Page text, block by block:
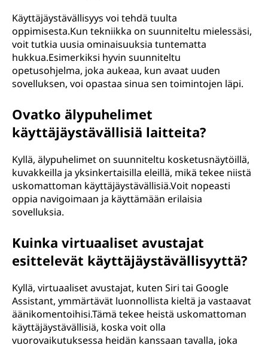
Käyttäjäystävällisyys voi tehdä tuulta
oppimisesta.Kun tekniikka on suunniteltu mielessäsi,
voit tutkia uusia ominaisuuksia tuntematta
hukkua.Esimerkiksi hyvin suunniteltu
opetusohjelma, joka aukeaa, kun avaat uuden
sovelluksen, voi opastaa sinua sen toimintojen läpi.
Ovatko älypuhelimet
käyttäjäystävällisiä laitteita?
Kyllä, älypuhelimet on suunniteltu kosketusnäytöillä,
kuvakkeilla ja yksinkertaisilla eleillä, mikä tekee niistä
uskomattoman käyttäjäystävällisiä.Voit nopeasti
oppia navigoimaan ja käyttämään erilaisia
sovelluksia.
Kuinka virtuaaliset avustajat
esittelevät käyttäjäystävällisyyttä?
Kyllä, virtuaaliset avustajat, kuten Siri tai Google
Assistant, ymmärtävät luonnollista kieltä ja vastaavat
äänikomentoihisi.Tämä tekee heistä uskomattoman
käyttäjäystävällisiä, koska voit olla
vuorovaikutuksessa heidän kanssaan tavalla, joka